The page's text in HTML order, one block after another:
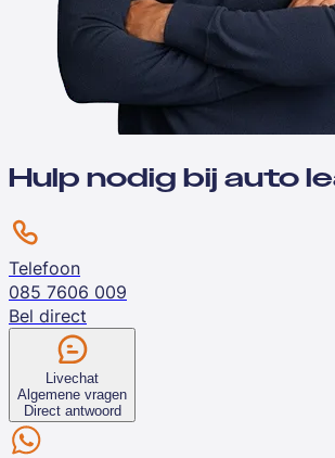
Hulp nodig bij auto
Telefoon
085 7606 009
Bel direct
Livechat
Algemene vragen
Direct antwoord